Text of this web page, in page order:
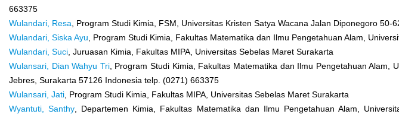
663375
Wulandari, Resa , Program Studi Kimia, FSM, Universitas Kristen Satya Wacana Jalan Diponegoro 50-
Wulandari, Siska Ayu , Program Studi Kimia, Fakultas Matematika dan Ilmu Pengetahuan Alam,
Wulandari, Suci , Juruasan Kimia, Fakultas MIPA, Universitas Sebelas Maret Surakarta
Wulansari, Dian Wahyu Tri, Program Studi Kimia, Fakultas Matematika dan Ilmu Pengetahuan Alam,
Jebres, Surakarta 57126 Indonesia telp. (0271) 663375
Wulansari, Jati , Program Studi Kimia, Fakultas MIPA, Universitas Sebelas Maret Surakarta
Wyantuti, Santhy , Departemen Kimia, Fakultas Matematika dan Ilmu Pengetahuan Alam,